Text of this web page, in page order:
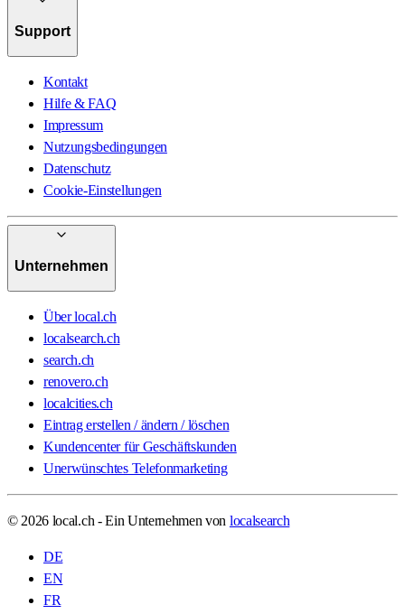
Support
Kontakt
Hilfe & FAQ
Impressum
Nutzungsbedingungen
Datenschutz
Cookie-Einstellungen
Unternehmen
Über local.ch
localsearch.ch
search.ch
renovero.ch
localcities.ch
Eintrag erstellen / ändern / löschen
Kundencenter für Geschäftskunden
Unerwünschtes Telefonmarketing
© 2026 local.ch - Ein Unternehmen von localsearch
DE
EN
FR